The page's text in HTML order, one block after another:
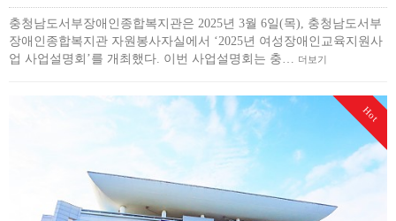
충청남도서부장애인종합복지관은 2025년 3월 6일(목), 충청남도서부
장애인종합복지관 자원봉사자실에서 ‘2025년 여성장애인교육지원사
업 사업설명회’를 개최했다. 이번 사업설명회는 충… 더보기
Hot